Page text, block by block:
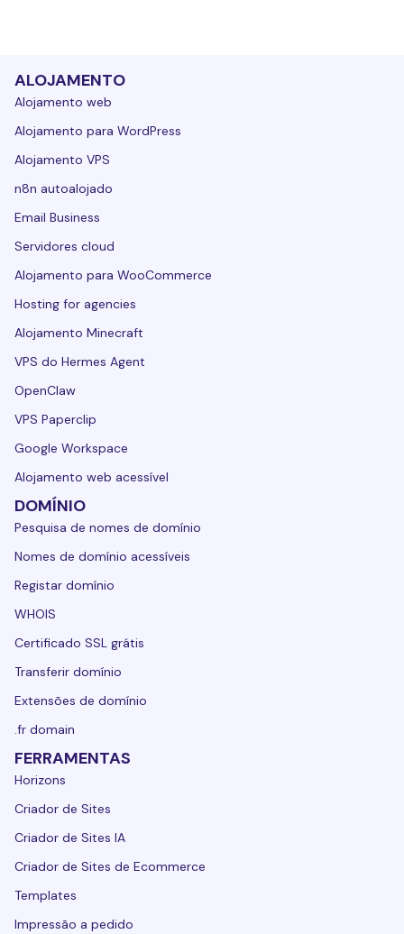
ALOJAMENTO
Alojamento web
Alojamento para WordPress
Alojamento VPS
n8n autoalojado
Email Business
Servidores cloud
Alojamento para WooCommerce
Hosting for agencies
Alojamento Minecraft
VPS do Hermes Agent
OpenClaw
VPS Paperclip
Google Workspace
Alojamento web acessível
DOMÍNIO
Pesquisa de nomes de domínio
Nomes de domínio acessíveis
Registar domínio
WHOIS
Certificado SSL grátis
Transferir domínio
Extensões de domínio
.fr domain
FERRAMENTAS
Horizons
Criador de Sites
Criador de Sites IA
Criador de Sites de Ecommerce
Templates
Impressão a pedido